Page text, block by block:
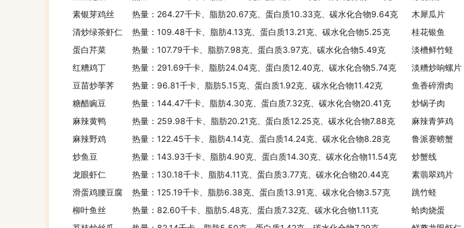
素银芽鸡丝
热量：264.27千卡、脂肪20.67克、蛋白质10.33克、碳水化合物9.64克 木犀瓜片
清炒绿茶虾仁
热量：109.48千卡、脂肪4.13克、蛋白质13.21克、碳水化合物5.25克 桂花银鱼
蛋白芹菜
热量：107.79千卡、脂肪7.98克、蛋白质3.97克、碳水化合物5.49克 淡槽鲜竹蛏
红糟鸡丁
热量：291.69千卡、脂肪24.04克、蛋白质12.40克、碳水化合物5.74克 淡糟炒响螺片
豆苗炒荸荠
热量：96.81千卡、脂肪5.15克、蛋白质1.92克、碳水化合物11.42克 鱼香碎滑肉
糖醋豌豆
热量：144.47千卡、脂肪4.30克、蛋白质7.32克、碳水化合物20.41克 炒锅子肉
麻辣黄鸭
热量：259.98千卡、脂肪20.21克、蛋白质12.25克、碳水化合物7.88克 麻辣青笋鸡
麻辣野鸡
热量：122.45千卡、脂肪4.14克、蛋白质14.24克、碳水化合物8.28克 鲁派赛螃蟹
炒鱼豆
热量：143.93千卡、脂肪4.90克、蛋白质14.30克、碳水化合物11.54克 炒蟹线
龙眼虾仁
热量：130.18千卡、脂肪4.11克、蛋白质3.77克、碳水化合物20.44克 素翡翠鸡片
滑蛋鸡腰豆腐
热量：125.19千卡、脂肪6.38克、蛋白质13.91克、碳水化合物3.57克 跳竹蛏
柳叶鱼丝
热量：82.60千卡、脂肪5.48克、蛋白质7.32克、碳水化合物1.11克 蛤肉烧蛋